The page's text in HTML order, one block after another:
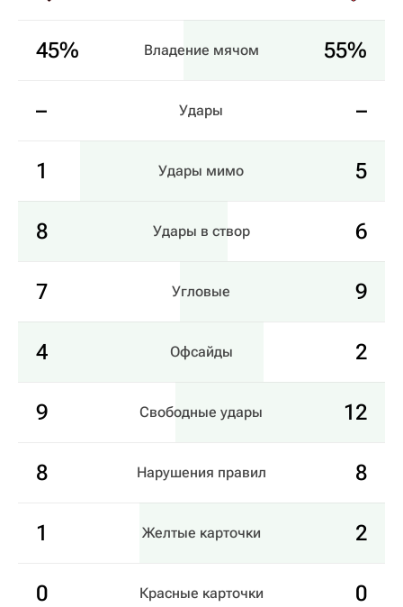
45% Владение мячом 55%
– Удары –
1 Удары мимо 5
8 Удары в створ 6
7 Угловые 9
4 Офсайды 2
9 Свободные удары 12
8 Нарушения правил 8
1 Желтые карточки 2
0 Красные карточки 0